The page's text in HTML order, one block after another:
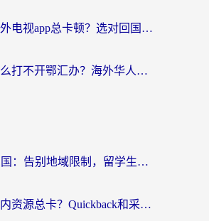
海外党看国外电视app总卡顿？选对回国加速器，追剧购物两不误
马来西亚怎么打不开鄂汇办？海外华人必备的回国加速指南，解决追剧、办事、阅读难题
海外VPN中国：告别地域限制，留学生与华人如何轻松刷国内剧、玩国服？
海外党刷国内资源总卡？Quickback和采集蜂好用吗？这篇指南帮你避坑